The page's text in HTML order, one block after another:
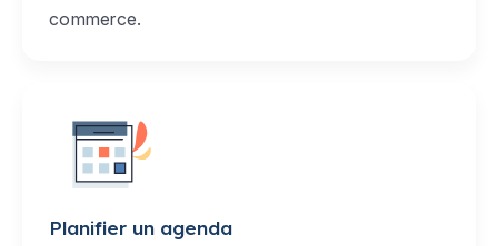
commerce.
Planifier un agenda